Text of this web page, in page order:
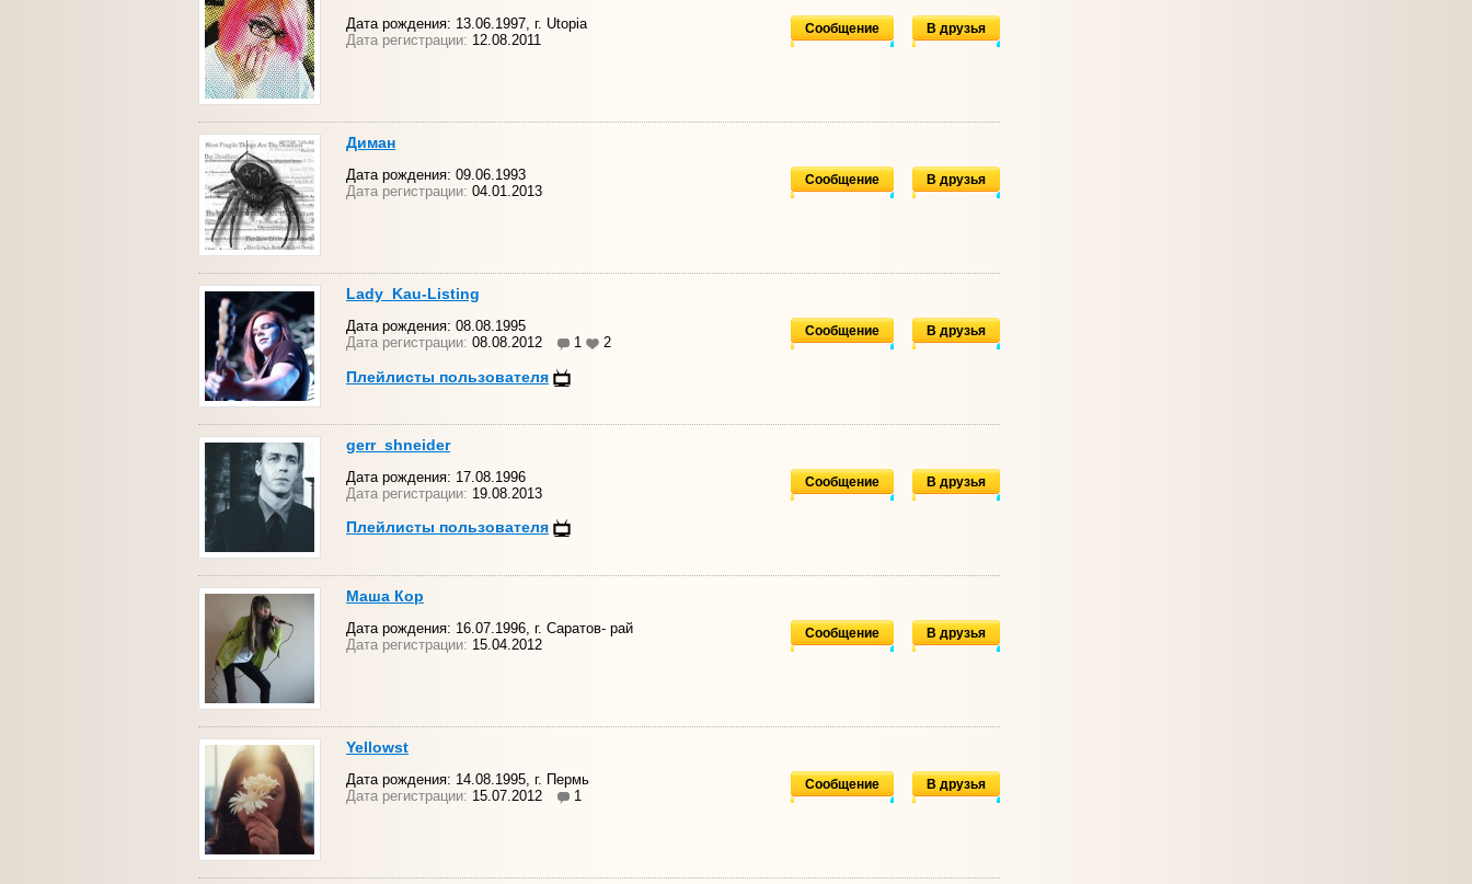
В друзья
Сообщение
Дата рождения: 13.06.1997, г. Utopia
Дата регистрации: 12.08.2011
Диман
В друзья
Сообщение
Дата рождения: 09.06.1993
Дата регистрации: 04.01.2013
Lady_Kau-Listing
В друзья
Сообщение
Дата рождения: 08.08.1995
Дата регистрации: 08.08.2012 1 2
Плейлисты пользователя
gerr_shneider
В друзья
Сообщение
Дата рождения: 17.08.1996
Дата регистрации: 19.08.2013
Плейлисты пользователя
Маша Кор
В друзья
Сообщение
Дата рождения: 16.07.1996, г. Саратов- рай
Дата регистрации: 15.04.2012
Yellowst
В друзья
Сообщение
Дата рождения: 14.08.1995, г. Пермь
Дата регистрации: 15.07.2012 1